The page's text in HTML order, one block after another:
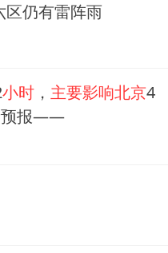
区仍有雷阵雨
小时 ， 主要影响北京4
预报——